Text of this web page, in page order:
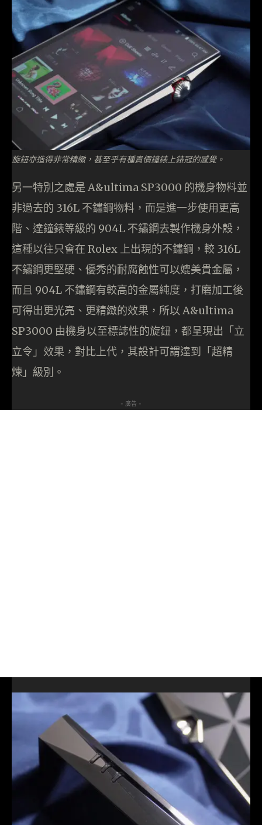
旋鈕亦造得非常精緻，甚至乎有種貴價鐘錶上錶冠的感覺。
另一特別之處是 A&ultima SP3000 的機身物料並
非過去的 316L 不鏽鋼物料，而是進一步使用更高
階、達鐘錶等級的 904L 不鏽鋼去製作機身外殼，
這種以往只會在 Rolex 上出現的不鏽鋼，較 316L
不鏽鋼更堅硬、優秀的耐腐蝕性可以媲美貴金屬，
而且 904L 不鏽鋼有較高的金屬純度，打磨加工後
可得出更光亮、更精緻的效果，所以 A&ultima
SP3000 由機身以至標誌性的旋鈕，都呈現出「立
立令」效果，對比上代，其設計可謂達到「超精
煉」級別。
- 廣告 -